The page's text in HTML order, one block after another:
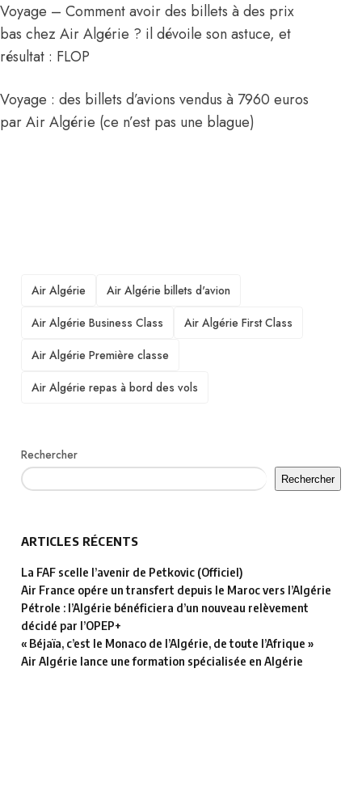
Voyage – Comment avoir des billets à des prix
bas chez Air Algérie ? il dévoile son astuce, et
résultat : FLOP
Voyage : des billets d’avions vendus à 7960 euros
par Air Algérie (ce n’est pas une blague)
TAGS
Air Algérie
Air Algérie billets d'avion
Air Algérie Business Class
Air Algérie First Class
Air Algérie Première classe
Air Algérie repas à bord des vols
Rechercher
Rechercher
ARTICLES RÉCENTS
La FAF scelle l’avenir de Petkovic (Officiel)
Air France opére un transfert depuis le Maroc vers l’Algérie
Pétrole : l’Algérie bénéficiera d’un nouveau relèvement
décidé par l’OPEP+
« Béjaïa, c’est le Monaco de l’Algérie, de toute l’Afrique »
Air Algérie lance une formation spécialisée en Algérie